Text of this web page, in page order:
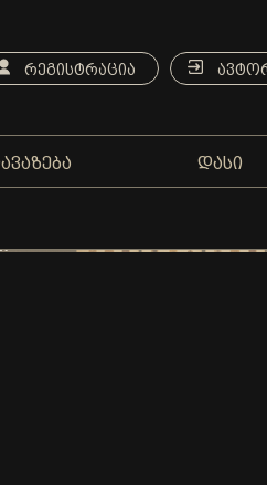
ᲠᲔᲒᲘᲡᲢᲠᲐᲪᲘᲐ
ᲓᲐᲡᲘ